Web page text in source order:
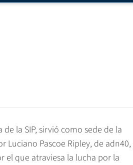
la SIP, sirvió como sede de la
Pascoe Ripley, de adn40,
que atraviesa la lucha por la